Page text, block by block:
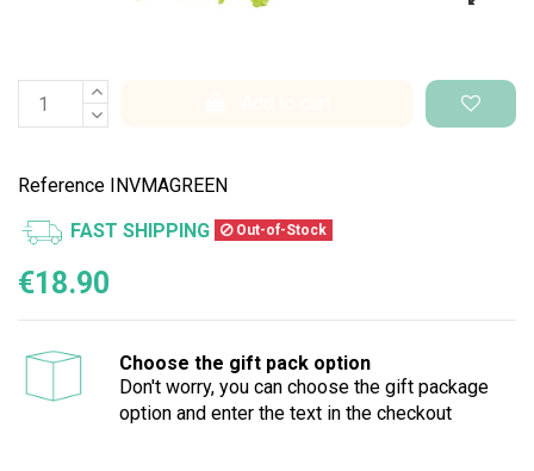
Reference INVMAGREEN
FAST SHIPPING Out-of-Stock
€18.90
Choose the gift pack option
Don't worry, you can choose the gift package
option and enter the text in the checkout